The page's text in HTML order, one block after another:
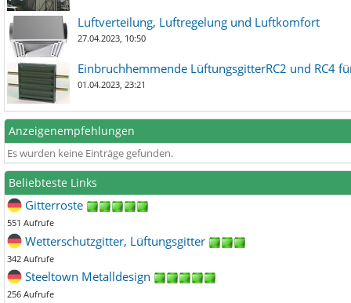
Luftverteilung, Luftregelung und Luftkomfort
27.04.2023, 10:50
Einbruchhemmende LüftungsgitterRC2 und RC4
01.04.2023, 23:21
Anzeigenempfehlungen
Es wurden keine Einträge gefunden.
Beliebteste Links
Gitterroste
551 Aufrufe
Wetterschutzgitter, Lüftungsgitter
342 Aufrufe
Steeltown Metalldesign
256 Aufrufe